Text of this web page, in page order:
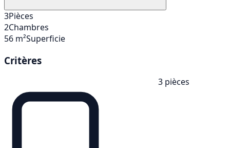
3Pièces
2Chambres
56 m²Superficie
Critères
3 pièces